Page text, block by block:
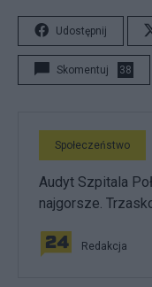
Udostępnij
Skomentuj 38
Społeczeństwo
Audyt Szpitala
najgorsze.
Redakcja